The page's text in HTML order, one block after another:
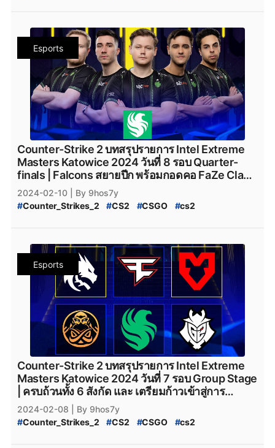
ข่าวหลุด_Counter_Strikes_2
Counter_Strike_Global_Offensive #valve #Valve
#Natus_Vincere # navi #NAVI
Heroic #Faze_Clan #FaZe_Clan #Cloud9 #C9
G2Esports #g2esports #Complexity_Gaming
GamerLegion #Gamer_Legion #Team_Falcons
Team_Spirit # VirtusPro #Astralis # AstralisCS2
BIG #BIG_CS2 # Eternal_fire #BetBoom
BetBoomTeam #Betboom #Betboom_CS2 #ENCE
ENCE_CS2 #TheMongolz #FURIA # Furia_Esports
#FURIA_CS2 #Team_Spirit_CS2 #M80 #M80_CS2
#Rooster #Rooster_CS2 #Rebels # Rebels_Gaming
#Rebels_Gaming_CS2 #Monte #Monte_CS2 # MOUZ
#MOUZ_CS2 #Steam # เกมsteam #steam
Esports
Counter-Strike 2 บทสรุปรายการ Intel Extreme
Masters Katowice 2024 วันที่ 8 รอบ Quarter-
finals | Falcons สยายปีก พร้อมกอดคอ FaZe Clan
ลุยไม่หยุด
2024-02-10
| By 9hos7y
#Counter_Strikes_2 #CS2 #CSGO #cs2
Counter_Strike_Global_Offensive #valve #Valve
# Natus_Vincere # navi # NAVI
Heroic #Faze_Clan # FaZe_Clan # Cloud9 #
G2Esports #g2esports
Complexity_Gaming
GamerLegion #Gamer_Legion #Team_Falcons
Team_Spirit #VirtusPro # Astralis # AstralisCS2
BIG # BIG_CS2 #Eternal_fire #
BetBoom
BetBoomTeam #Betboom # Betboom_CS2 #ENCE
ENCE_CS2 #TheMongolz #FURIA
Furia_Esports
#FURIA_CS2 #Team_Spirit_CS2 #M80 #M80_CS2
#Rooster #Rooster_CS2 #Rebels # Rebels_Gaming
#Rebels_Gaming_CS2 #Monte #Monte_CS2 #MOUZ
# MOUZ_CS2 # Steam #เกมsteam # steam
Esports
Counter-Strike 2 บทสรุปรายการ Intel Extreme
Masters Katowice 2024 วันที่ 7 รอบ Group Stage
| ครบถ้วนทั้ง 6 สังกัด และ เตรียมก้าวเข้าสู่การ
แข่งขันรอบสุดท้ายอย่าง Playoffs
2024-02-08
| By 9hos7y
#Counter_Strikes_2 #CS2 #CSGO #cs2